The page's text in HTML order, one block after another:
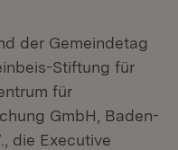
der Gemeindetag
Stiftung für
für
GmbH, Baden-
die Executive